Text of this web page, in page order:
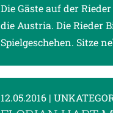
Die Gäste auf der
die Austria. Die Rieder
Spielgeschehen. Sitze
12.05.2016 |